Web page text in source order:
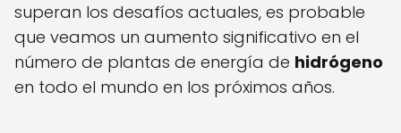
superan los desafíos actuales, es probable
que veamos un aumento significativo en el
número de plantas de energía de hidrógeno
en todo el mundo en los próximos años.